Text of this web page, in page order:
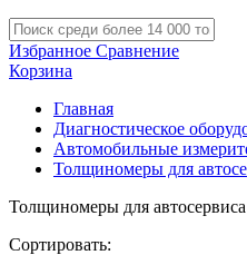
Избранное Сравнение
Корзина
Главная
Диагностическое
Автомобильные
Толщиномеры для
Толщиномеры для автосервиса
Сортировать: